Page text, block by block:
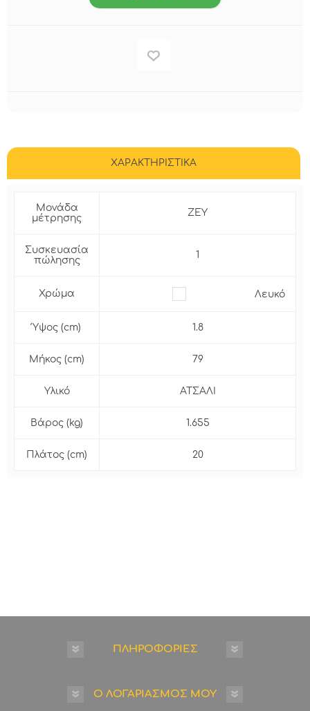
ΧΑΡΑΚΤΗΡΙΣΤΙΚΑ
Μονάδα
μέτρησης
ΖΕΥ
Συσκευασία
πώλησης
1
Χρώμα Λευκό
Ύψος (cm) 1.8
Μήκος (cm) 79
Υλικό ΑΤΣΑΛΙ
Βάρος (kg) 1.655
Πλάτος (cm) 20
ΠΛΗΡΟΦΟΡΙΕΣ
Ο ΛΟΓΑΡΙΑΣΜΟΣ ΜΟΥ